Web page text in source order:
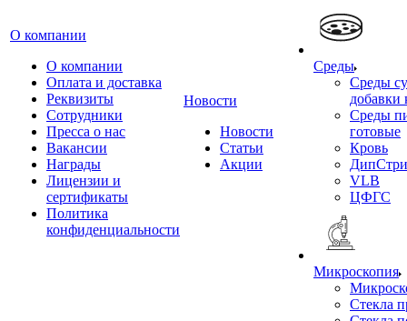
О компании
О компании
Оплата и доставка
Реквизиты
Сотрудники
Пресса о нас
Вакансии
Награды
Лицензии и
сертификаты
Политика
конфиденциальности
Новости
Новости
Статьи
Акции
Среды
Среды
добавки
Среды
готовые
Кровь
VLB
ЦФГС
Микроскопия
Стекла